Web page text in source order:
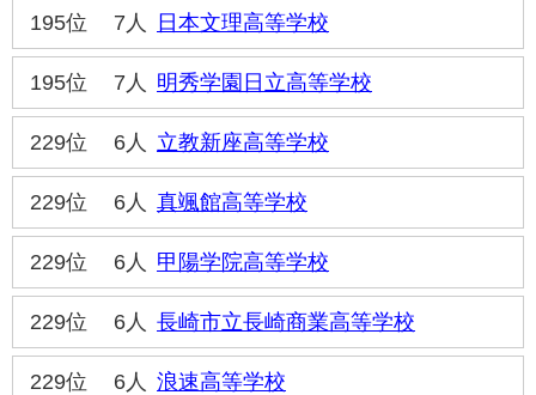
195位 7人 日本文理高等学校
195位 7人 明秀学園日立高等学校
229位 6人 立教新座高等学校
229位 6人 真颯館高等学校
229位 6人 甲陽学院高等学校
229位 6人 長崎市立長崎商業高等学校
229位 6人 浪速高等学校